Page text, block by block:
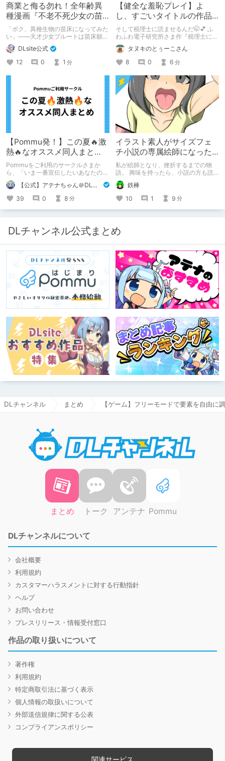
商業と侮る勿れ！全年齢異
種漫画『不老不死少女の苗
床旅行記』新刊記念1～3巻
90%オフクーポン配布中✨
「ボク、異種生物の苗床になってみた
い」――天才少女プルートは苗床願望
を叶えるため、不老不死の体を手に入
れた！ 話題沸騰の全年齢苗床コミッ
クスの新刊が発売開始！ それを記念
して1～3巻まで90%OFFクーポン配
布いたします！ まだ本作品未体験の
皆さん、多分お好きです。ぜひお試し
ください。
DLsite公式
12
0 1 分
【健全な羞恥プレイ】よ
し、すごいタイトルの作品
をまた買おう。【湧き上が
る不健全な気持ち】
そして税理士に読ませるんだ🤭💕 ふ
わふわ電子研究所さま作『税理士に購
入履歴読まれるボイス』の感想レビュ
ーです！タヌキのとぅーこさん
8
0 6 分
【Pommu発！】この夏🔥激
熱🔥なオススメ同人まと
め！ その1
Pommuをご利用のサークルさまか
ら、「いま一番宣伝したいあなたの
DLsite作品」を募りました！ この夏
🔥激熱🔥な作品ばかり！あなたがまだ
出会っていない、運命の作品が見つか
るかも！
【公式】アテナちゃん＠DLチャンネル
39
0 8 分
イラスト素人がサイズフェ
チ小説の専属絵師になった
お話
私が絵師となり、挫折するまでの物
語。 興味を持ったら、小説の方も読
んで欲しいなって感じ 私の絵を使っ
てくれてる小説書きさんのページＵＲ
Ｌ
https://www.pixiv.net/users/341489
73/novels?p=1
鉄棒
10
1 9 分
DLチャンネル公式まとめ
DLチャンネル まとめ 【ゲーム】フリーモードで要素を自由
まとめ トーク アンテナ Pommu
DLチャンネルについて
会社概要
利用規約
カスタマーハラスメントに対する行動指針
ヘルプ
お問い合わせ
プレスリリース・情報受付窓口
作品の取り扱いについて
著作権
利用規約
特定商取引法に基づく表示
個人情報の取扱いについて
外部送信規律に関する公表
コンプライアンスポリシー